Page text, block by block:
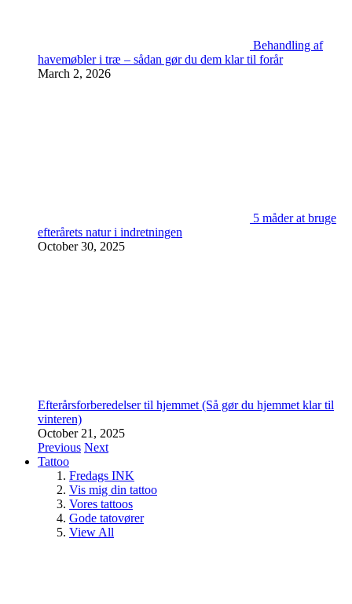
Behandling af
havemøbler i træ – sådan gør du dem klar til forår
March 2, 2026
5 måder at bruge
efterårets natur i indretningen
October 30, 2025
Efterårsforberedelser til hjemmet (Så gør du hjemmet klar til
vinteren)
October 21, 2025
Previous Next
Tattoo
Fredags INK
Vis mig din tattoo
Vores tattoos
Gode tatovører
View All